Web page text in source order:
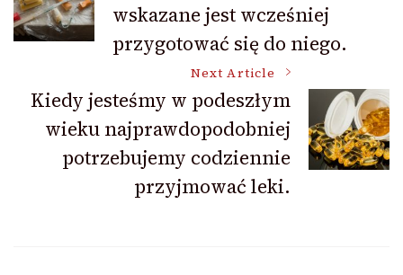
Navigationwskazane jest wcześniej
przygotować się do niego.
Next Article
Kiedy jesteśmy w podeszłym
wieku najprawdopodobniej
potrzebujemy codziennie
przyjmować leki.